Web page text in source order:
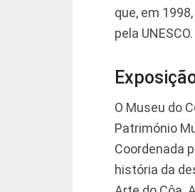
que, em
pela UNESCO.
O Museu do
Património
Coordenada
história da